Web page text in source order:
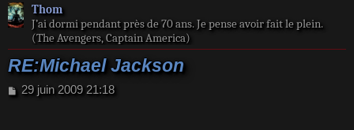
Thom
J’ai dormi pendant près de 70 ans. Je pense avoir fait le plein.
(The Avengers, Captain America)
RE:Michael Jackson
M
29 juin 2009 21:18